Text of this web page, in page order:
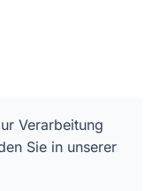
Verarbeitung
Sie in unserer